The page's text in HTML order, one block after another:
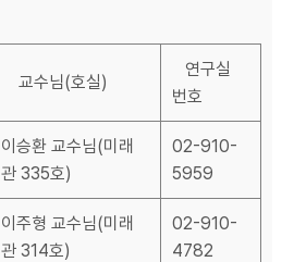
교수님(호실)
연구실
번호
이승환 교수님(미래
관 335호)
02-910-
5959
이주형 교수님(미래
관 314호)
02-910-
4782